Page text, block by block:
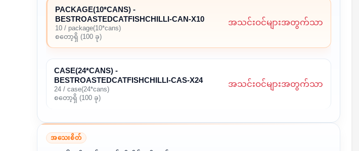
PACKAGE(10*CANS) -
BESTROASTEDCATFISHCHILLI-CAN-X10
10 / package(10*cans)
စတော့ရှိ (100 ခု)
အသင်းဝင်များအတွက်သာ
CASE(24*CANS) -
BESTROASTEDCATFISHCHILLI-CAS-X24
24 / case(24*cans)
စတော့ရှိ (100 ခု)
အသင်းဝင်များအတွက်သာ
အသေးစိတ်